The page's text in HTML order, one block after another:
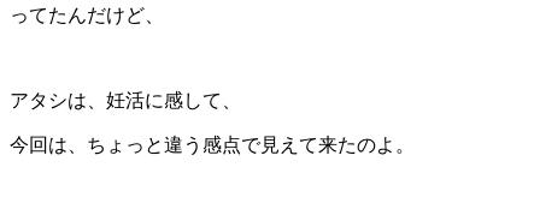
ってたんだけど、
アタシは、妊活に感して、
今回は、ちょっと違う感点で見えて来たのよ。